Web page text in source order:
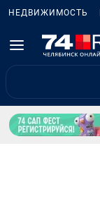
НЕДВИЖИМОСТЬ